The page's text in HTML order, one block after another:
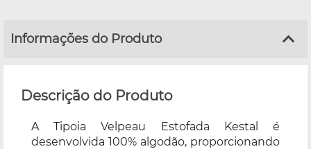
Informações do Produto
Descrição do Produto
A Tipoia Velpeau Estofada Kestal é
desenvolvida 100% algodão, proporcionando